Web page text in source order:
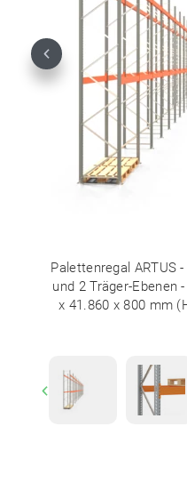
Palettenregal ARTUS
und 2 Träger-Ebenen
x 41.860 x 800 mm
Previous
Previous